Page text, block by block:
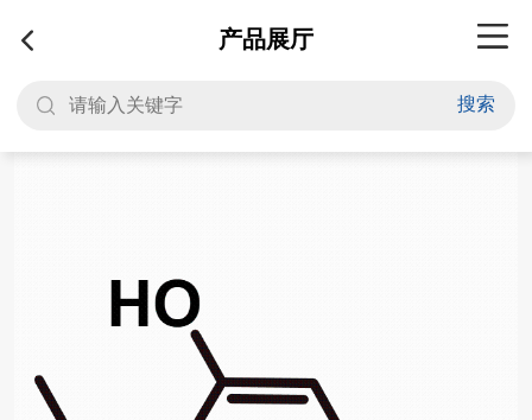
产品展厅
搜索